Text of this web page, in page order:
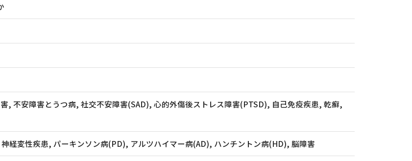
障害とうつ病, 社交不安障害(SAD), 心的外傷後ストレス障害(PTSD), 自己免疫疾患, 乾癬,
性疾患, パーキンソン病(PD), アルツハイマー病(AD), ハンチントン病(HD), 脳障害